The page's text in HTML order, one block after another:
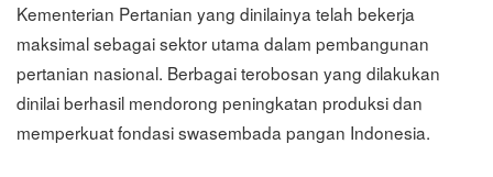
Kementerian Pertanian yang dinilainya telah bekerja
maksimal sebagai sektor utama dalam pembangunan
pertanian nasional. Berbagai terobosan yang dilakukan
dinilai berhasil mendorong peningkatan produksi dan
memperkuat fondasi swasembada pangan Indonesia.